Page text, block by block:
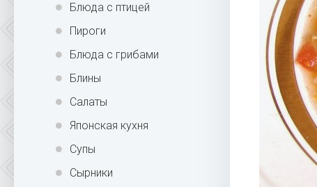
Блюда с птицей
Пироги
Блюда с грибами
Блины
Салаты
Японская кухня
Супы
Сырники